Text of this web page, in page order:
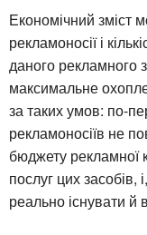
Економічний зміст
рекламоносії і
даного рекламного
максимальне
за таких умов: по-
рекламоносіїв не
бюджету рекламної
послуг цих засобів,
реально існувати й